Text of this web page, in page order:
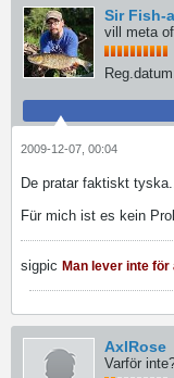
Sir Fish-
vill meta
2009-12-07, 00:04
De pratar faktiskt
Für mich ist es kein
sigpic Man lever inte
AxlRose
Varför